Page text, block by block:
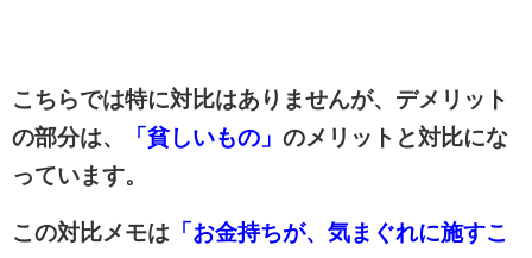
こちらでは特に対比はありませんが、デメリット
の部分は、
「貧しいもの」 のメリットと対比にな
っています。
この対比メモは 「お金持ちが、気まぐれに施すこ